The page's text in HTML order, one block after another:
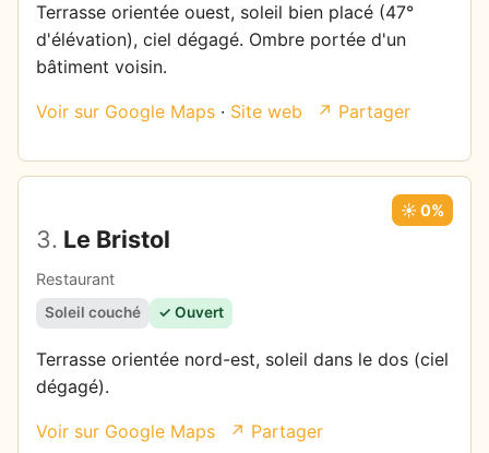
Terrasse orientée ouest, soleil bien placé (47°
d'élévation), ciel dégagé. Ombre portée d'un
bâtiment voisin.
Voir sur Google Maps · Site web ↗ Partager
3. Le Bristol
Restaurant
☀️ 0%
Soleil couché ✓ Ouvert
Terrasse orientée nord-est, soleil dans le dos (ciel
dégagé).
Voir sur Google Maps ↗ Partager